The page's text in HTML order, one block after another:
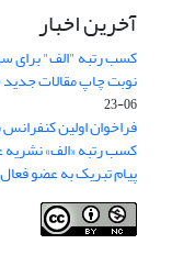
آخرین اخبار
کسب رتبه "الف" برای
نوبت چاپ مقالات جدید حوزه علوم
06-23
فراخوان اولین
کسب رتبه «الف» نشریه
پیام تبریک به عضو